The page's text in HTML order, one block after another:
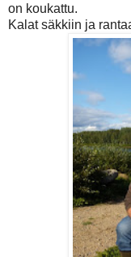
on koukattu.
Kalat säkkiin ja